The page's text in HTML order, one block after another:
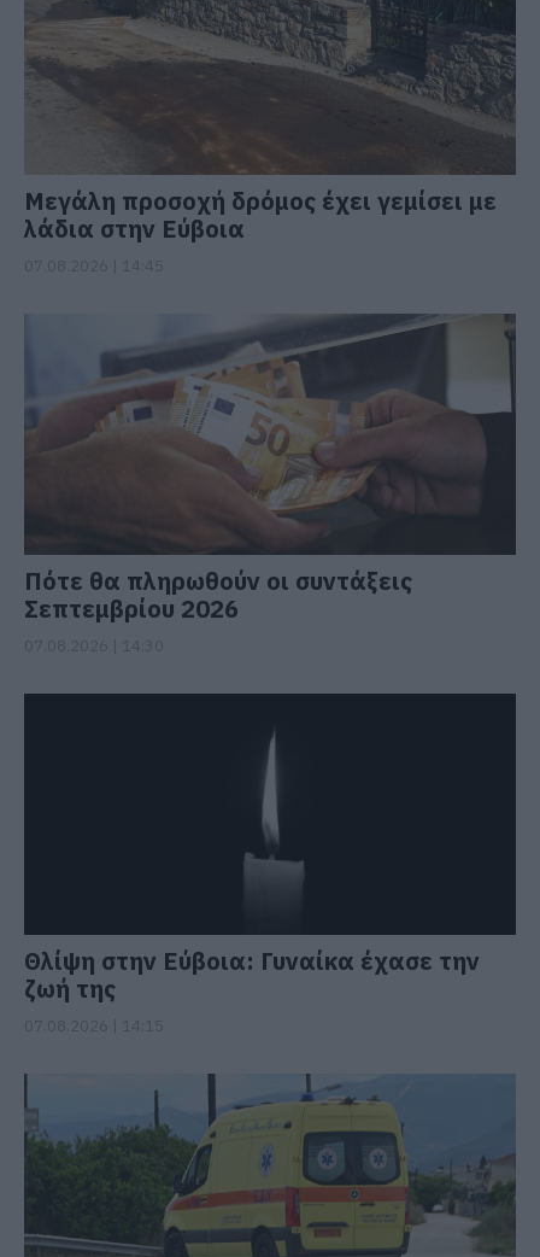
Μεγάλη προσοχή δρόμος έχει γεμίσει με
λάδια στην Εύβοια
Πότε θα πληρωθούν οι συντάξεις
Σεπτεμβρίου 2026
Θλίψη στην Εύβοια: Γυναίκα έχασε την
ζωή της